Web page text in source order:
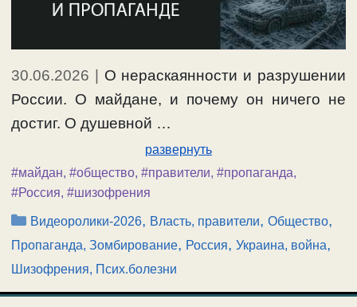
30.06.2026
О нераскаянности и разрушении
России. О майдане, и почему он ничего не
достиг. О душевной …
развернуть
#майдан, #общество, #правители, #пропаганда,
#Россия, #шизофрения
Рубрики
Видеоролики-2026, Власть, правители,Общество,
Пропаганда, Зомбирование, Россия, Украина, война,
Шизофрения, Псих.болезни